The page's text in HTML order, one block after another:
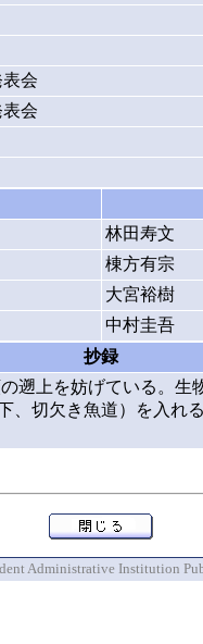
会
会
林田寿文
棟方有宗
大宮裕樹
中村圭吾
抄録
遡上を妨げている。
切欠き魚道）を入
Administrative Institution